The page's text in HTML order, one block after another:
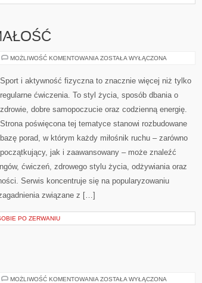
MOŻLIWOŚĆ KOMENTOWANIA KARDIO
ZOSTAŁA WYŁĄCZONA
Sport i aktywność fizyczna to znacznie więcej niż tylko
regularne ćwiczenia. To styl życia, sposób dbania o
zdrowie, dobre samopoczucie oraz codzienną energię.
Strona poświęcona tej tematyce stanowi rozbudowane
bazę porad, w którym każdy miłośnik ruchu – zarówno
początkujący, jak i zaawansowany – może znaleźć
ćwiczeń, zdrowego stylu życia, odżywiania oraz
Serwis koncentruje się na popularyzowaniu
związane z […]
PO ZERWANIU
MOŻLIWOŚĆ KOMENTOWANIA ŚWIDNICA
ZOSTAŁA WYŁĄCZONA